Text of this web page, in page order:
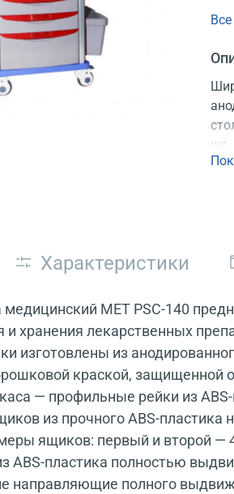
4
Характеристики
МЕТ PSC-140
хранения лекарственных
изготовлены из
краской, защищенной
— профильные рейки из
из прочного ABS-
ящиков: первый и второй
ABS-пластика полностью
направляющие полного